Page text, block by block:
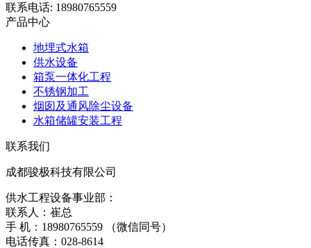
联系电话: 18980765559
产品中心
地埋式水箱
供水设备
箱泵一体化工程
不锈钢加工
烟囱及通风除尘设备
水箱储罐安装工程
联系我们
成都骏极科技有限公司
供水工程设备事业部：
联系人：崔总
手 机：18980765559 （微信同号）
电话传真：028-8614